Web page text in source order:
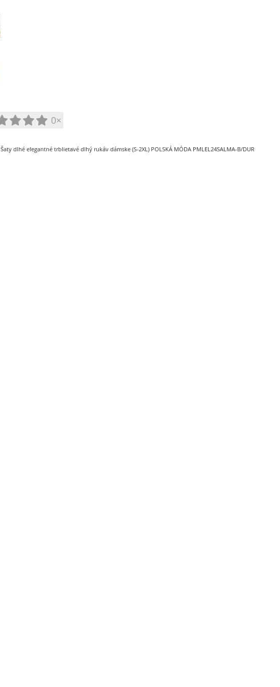
0×
Šaty dlhé elegantné trblietavé dlhý rukáv dámske (S-2XL) POLSKÁ MÓDA PMLEL24SALMA-B/DUR